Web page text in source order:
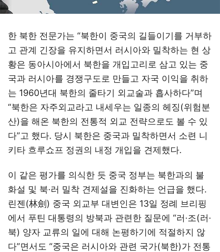
한 북한 전문가는 “북한이 중국의 길들이기를 거부하
고 관계 긴장을 유지하면서 러시아와 밀착하는 현 상
황은 동아시아에서 북한을 개입고리로 삼고 있는 중
국과 러시아를 경쟁구도로 만들고 자국 이익을 취하
는 1960년대 북한의 줄타기 외교술과 흡사하다”며
“북한은 자주외교라고 내세우는 일종의 헤징(위험분
산)을 해온 북한의 전통적 외교 전략으로도 볼 수 있
다”고 했다. 당시 북한은 중국과 밀착하면서 소련 니
키타 흐루쇼프 정권의 내정 개입을 견제했다.
이 같은 평가를 의식한 듯 중국 정부는 북한과의 불
화설 및 북·러 밀착 견제설을 진화하는 언급을 했다.
린젠(林劍) 중국 외교부 대변인은 13일 정례 브리핑
에서 푸틴 대통령의 방북과 관련한 질문에 “러·조(러·
북) 양자 교류의 일에 대해 논평하기에 적절하지 않
다”면서도 “중국은 러시아와 관련 국가(북한)가 전통